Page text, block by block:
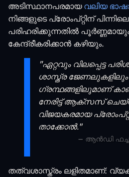
അടിസ്ഥാനപരമായ വലിയ
നിങ്ങളുടെ പ്രോംപ്റ്റിന്
പരിഹരിക്കുന്നതിൽ
കേന്ദ്രീകരിക്കാൻ കഴിയും.
"ഏറ്റവും വിലപ്പെട്ട
ശാസ്ത്ര ജേണലുകളിലും
ഗ്രന്ഥങ്ങളിലുമാണ്
നേരിട്ട് ആക്‌സസ്
വിജയകരമായ
താക്കോൽ."
– ആൻഡി
തത്വശാസ്ത്രം ലളിതമാണ്: